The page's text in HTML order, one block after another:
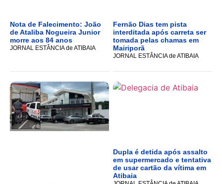
Nota de Falecimento: João
de Ataliba Nogueira Junior
morre aos 84 anos
JORNAL ESTÂNCIA de ATIBAIA
Fernão Dias tem pista
interditada após carreta ser
tomada pelas chamas em
Mairiporã
JORNAL ESTÂNCIA de ATIBAIA
Dupla é detida após assalto
em supermercado e tentativa
de usar cartão da vítima em
Atibaia